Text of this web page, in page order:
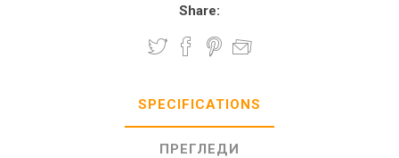
Share:
SPECIFICATIONS
ПРЕГЛЕДИ